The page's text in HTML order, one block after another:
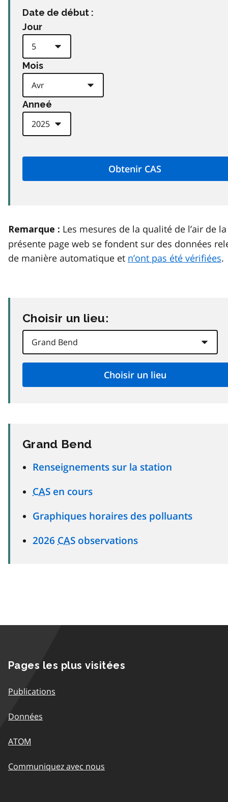
Date de début :
Jour
Mois
Anneé
Remarque : Les mesures de la qualité de l’air de la
présente page web se fondent sur des données
de manière automatique et n’ont pas été vérifiées.
Choisir un lieu:
Grand Bend
Renseignements sur la station
CAS en cours
Graphiques horaires des polluants
2026 CAS observations
Pages les plus visitées
Publications
Données
ATOM
Communiquez avec nous